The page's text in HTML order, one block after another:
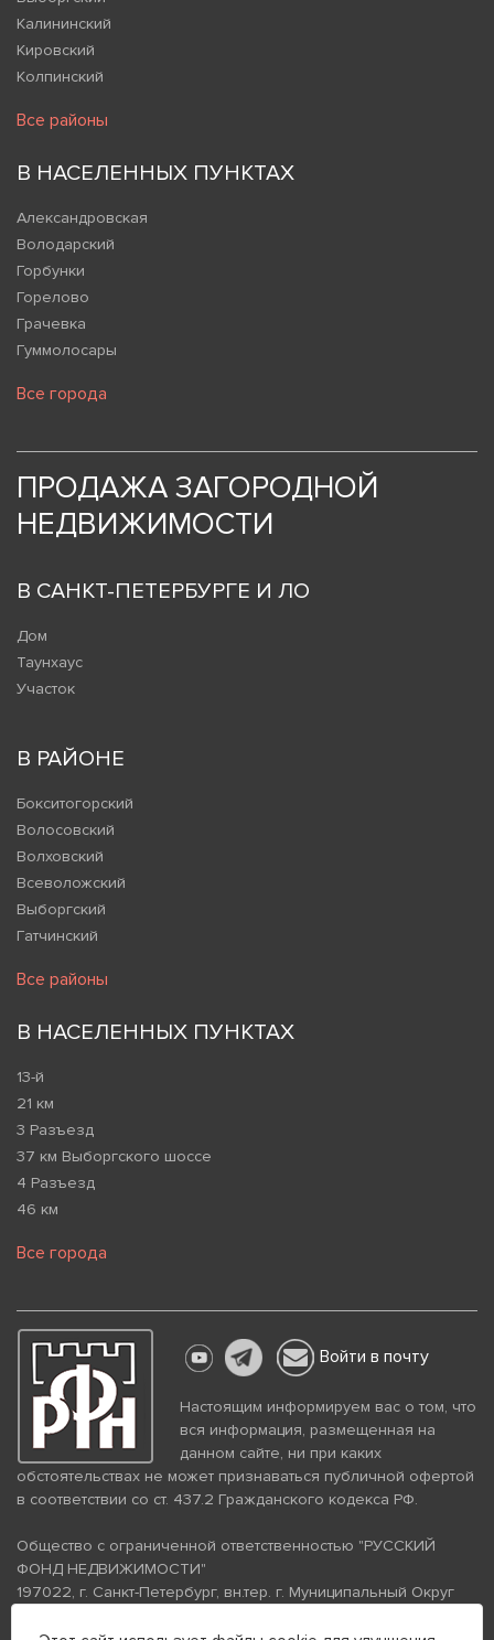
Калининский
Кировский
Колпинский
Все районы
В НАСЕЛЕННЫХ ПУНКТАХ
Александровская
Володарский
Горбунки
Горелово
Грачевка
Гуммолосары
Все города
ПРОДАЖА ЗАГОРОДНОЙ
НЕДВИЖИМОСТИ
В САНКТ-ПЕТЕРБУРГЕ И ЛО
Дом
Таунхаус
Участок
В РАЙОНЕ
Бокситогорский
Волосовский
Волховский
Всеволожский
Выборгский
Гатчинский
Все районы
В НАСЕЛЕННЫХ ПУНКТАХ
13-й
21 км
3 Разъезд
37 км Выборгского шоссе
4 Разъезд
46 км
Все города
Войти в почту
Настоящим информируем вас о том, что
вся информация, размещенная на
данном сайте, ни при каких
обстоятельствах не может признаваться публичной офертой
в соответствии со ст. 437.2 Гражданского кодекса РФ.
Общество с ограниченной ответственностью "РУССКИЙ
ФОНД НЕДВИЖИМОСТИ"
197022, г. Санкт-Петербург, вн.тер. г. Муниципальный Округ